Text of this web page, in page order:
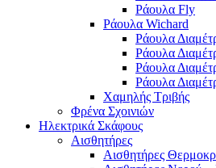
Ράουλα Fly
Ράουλα Wichard
Ράουλα
Ράουλα
Ράουλα
Ράουλα
Χαμηλής Τριβής
Φρένα Σχοινιών
Ηλεκτρικά Σκάφους
Αισθητήρες
Αισθητήρες